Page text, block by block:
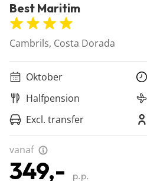
Best Maritim
Cambrils, Costa Dorada
Oktober
Halfpension
Excl. transfer
vanaf
349,- p.p.